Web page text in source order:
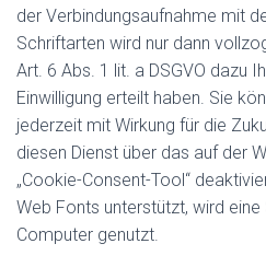
der Verbindungsaufnahme mit
Schriftarten wird nur dann
Art. 6 Abs. 1 lit. a DSGVO dazu
Einwilligung erteilt haben. Sie
jederzeit mit Wirkung für die
diesen Dienst über das auf der
„Cookie-Consent-Tool“
Web Fonts unterstützt, wird
Computer genutzt.